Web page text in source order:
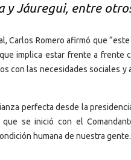
y Jáuregui, entre
Carlos Romero afirmó que
implica estar frente a frente
con las necesidades sociales y
perfecta desde la
se inició con el
humana de nuestra gente.